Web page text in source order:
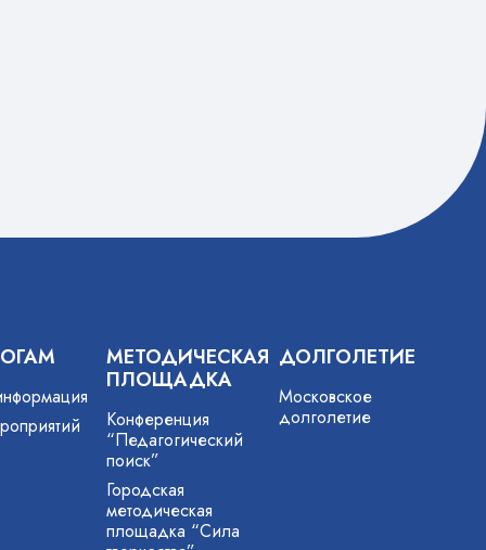
МЕТОДИЧЕСКАЯ
ПЛОЩАДКА
Конференция
“Педагогический
поиск”
Городская
методическая
площадка “Сила
ДОЛГОЛЕТИЕ
Московское
долголетие